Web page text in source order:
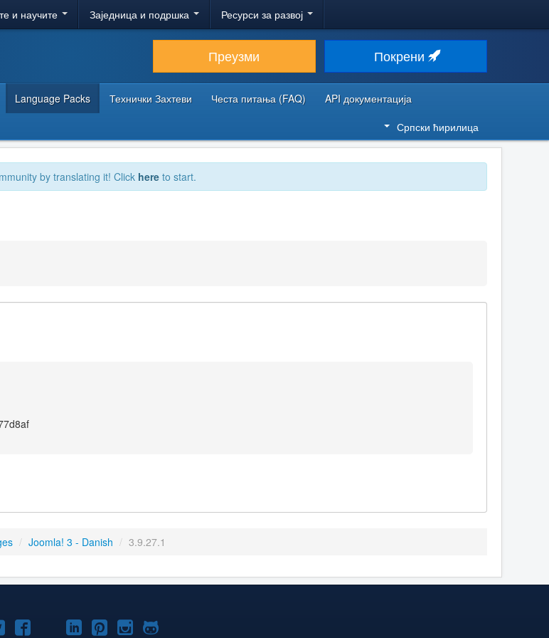
и научите Заједница и подршка Ресурси за развој
Преузми Покрени
Language Packs Технички Захтеви Честа питања (FAQ)
API документација
Српски ћирилица
by translating it! Click here to start.
/ Joomla! 3 - Danish / 3.9.27.1
Joomla!Joomla!Joomla!
Joomla!Joomla!
Joomla!Joomla!